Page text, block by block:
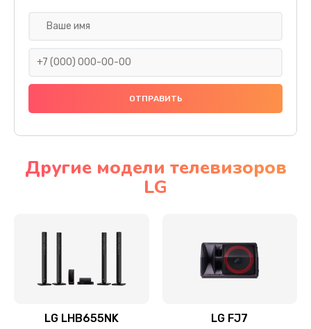
Ремонт платы электроники
Прошивка
Ремонт механики привода
Ремонт / замена кнопок, клавиш, индикаторов,
Другие модели телевизоров
LG
LG LHB655NK LG FJ7